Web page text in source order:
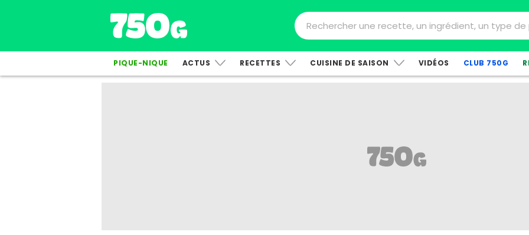
PIQUE-NIQUE ACTUS RECETTES CUISINE DE SAISON VIDÉOS CLUB 750G